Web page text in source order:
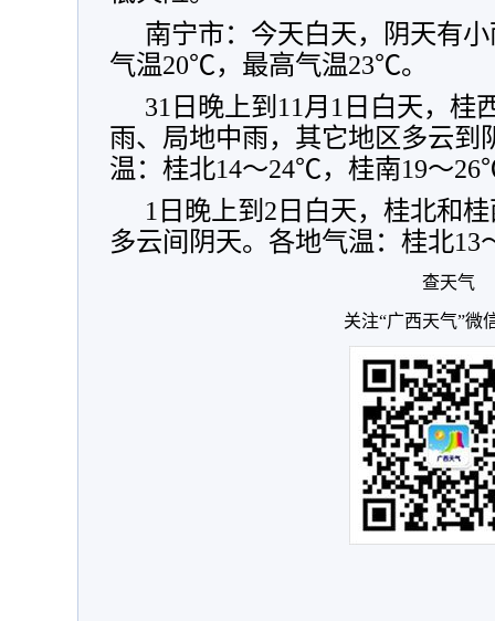
南宁市：今天白天，阴天有
气温20℃，最高气温23℃。
31日晚上到11月1日白天，桂
雨、局地中雨，其它地区多云到
温：桂北14～24℃，桂南19～
1日晚上到2日白天，桂北和
多云间阴天。各地气温：桂北
查天气
关注“广西天气”微